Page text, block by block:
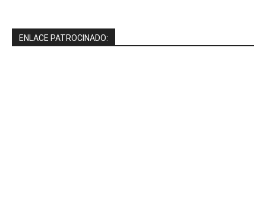
ENLACE PATROCINADO: